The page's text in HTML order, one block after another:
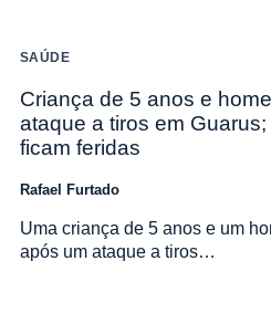
SAÚDE
Criança de 5 anos e
ataque a tiros em
ficam feridas
Rafael Furtado
Uma criança de 5 anos e um
após um ataque a tiros…